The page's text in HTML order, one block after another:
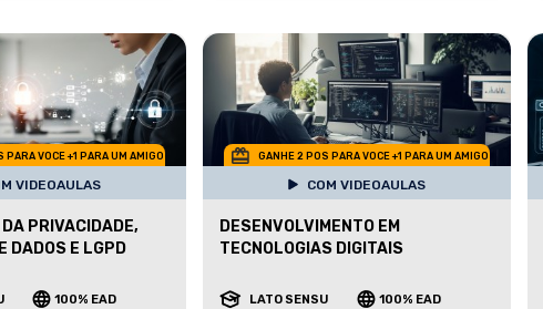
PARA VOCE +1 PARA UM AMIGO
VIDEOAULAS
PRIVACIDADE,
DADOS E LGPD
100% EAD
GANHE 2 POS PARA VOCE +1 PARA UM AMIGO
COM VIDEOAULAS
DESENVOLVIMENTO EM
TECNOLOGIAS DIGITAIS
LATO SENSU 100% EAD